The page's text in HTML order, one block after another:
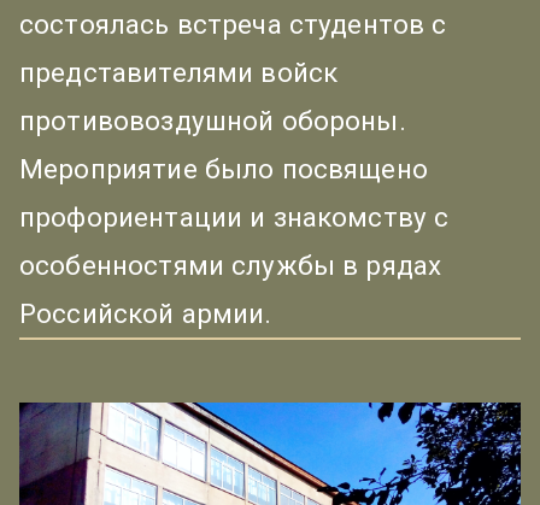
состоялась встреча студентов с
представителями войск
противовоздушной обороны.
Мероприятие было посвящено
профориентации и знакомству с
особенностями службы в рядах
Российской армии.